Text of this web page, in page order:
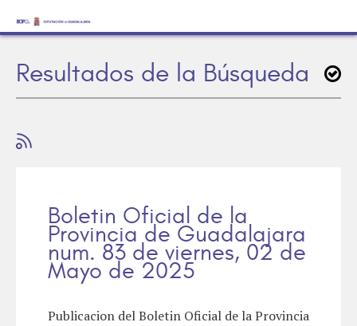
Resultados de la Búsqueda
Boletin Oficial de la
Provincia de Guadalajara
num. 83 de viernes, 02 de
Mayo de 2025
Publicacion del Boletin Oficial de la Provincia